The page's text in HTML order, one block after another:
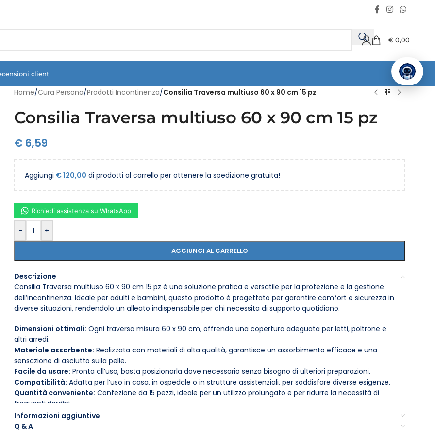
€ 0,00
clienti
Home/Cura Persona/Prodotti Incontinenza/Consilia Traversa multiuso 60 x 90 cm 15 pz
Consilia Traversa multiuso 60 x 90 cm 15 pz
€ 6,59
Aggiungi €120,00 di prodotti al carrello per ottenere la spedizione gratuita!
- +
AGGIUNGI AL CARRELLO
Richiedi assistenza su WhatsApp
Descrizione
Consilia Traversa multiuso 60 x 90 cm 15 pz è una soluzione pratica e versatile per la protezione e la gestione
dell’incontinenza. Ideale per adulti e bambini, questo prodotto è progettato per garantire comfort e sicurezza in
diverse situazioni, rendendolo un alleato indispensabile per chi necessita di supporto quotidiano.
Dimensioni ottimali: Ogni traversa misura 60 x 90 cm, offrendo una copertura adeguata per letti, poltrone e
altri arredi.
Materiale assorbente: Realizzata con materiali di alta qualità, garantisce un assorbimento efficace e una
sensazione di asciutto sulla pelle.
Facile da usare: Pronta all’uso, basta posizionarla dove necessario senza bisogno di ulteriori preparazioni.
Compatibilità: Adatta per l’uso in casa, in ospedale o in strutture assistenziali, per soddisfare diverse esigenze.
Quantità conveniente: Confezione da 15 pezzi, ideale per un utilizzo prolungato e per ridurre la necessità di
frequenti riordini.
Antiscivolo:La base della traversa è progettata per rimanere ferma, evitando spostamenti indesiderati durante
l’uso.
Informazioni aggiuntive
Q & A